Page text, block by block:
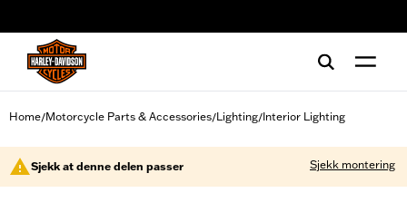
Home/Motorcycle Parts & Accessories/Lighting/Interior Lighting
Sjekk at denne delen passer Sjekk montering